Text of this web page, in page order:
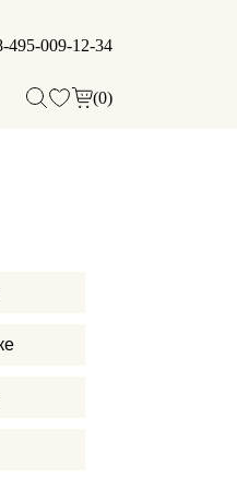
495-009-12-34
(0)